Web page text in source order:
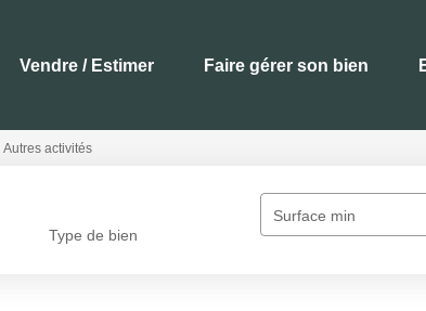
Vendre / Estimer Faire gérer son bien
Autres activités
Type de bien
Surface min